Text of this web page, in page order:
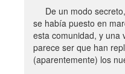
De un modo
se había puesto en
esta comunidad, y una
parece ser que han
(aparentemente) los